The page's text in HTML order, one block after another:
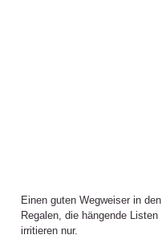
Einen guten Wegweiser in den
Regalen, die hängende Listen
irritieren nur.